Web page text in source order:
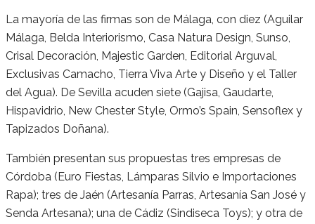
La mayoría de las firmas son de Málaga, con diez (Aguilar
Málaga, Belda Interiorismo, Casa Natura Design, Sunso,
Crisal Decoración, Majestic Garden, Editorial Arguval,
Exclusivas Camacho, Tierra Viva Arte y Diseño y el Taller
del Agua). De Sevilla acuden siete (Gajisa, Gaudarte,
Hispavidrio, New Chester Style, Ormo’s Spain, Sensoflex y
Tapizados Doñana).
También presentan sus propuestas tres empresas de
Córdoba (Euro Fiestas, Lámparas Silvio e Importaciones
Rapa); tres de Jaén (Artesanía Parras, Artesanía San José y
Senda Artesana); una de Cádiz (Sindiseca Toys); y otra de